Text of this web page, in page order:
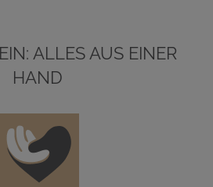
ALLES AUS EINER
HAND